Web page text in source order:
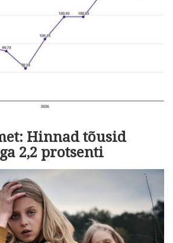
Hinnad tõusid
2,2 protsenti